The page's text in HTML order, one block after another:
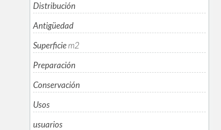
Distribución
Antigüedad
Superficiem2
Preparación
Conservación
Usos
usuarios